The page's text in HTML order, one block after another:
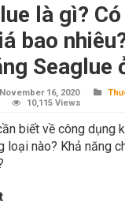
là gì?
bao
Seaglue
November 16, 2020
10,115 Views
biết về công dụng
loại nào? Khả năng